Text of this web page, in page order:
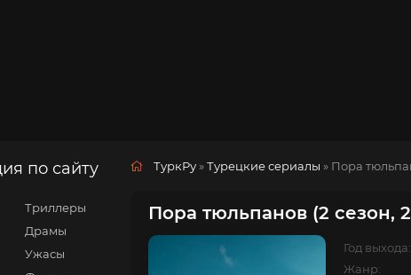
по сайту
Триллеры
Драмы
Ужасы
ТуркРу »Турецкие сериалы » Пора
Пора тюльпанов (2 сезон,
Год выхода:
Жанр: